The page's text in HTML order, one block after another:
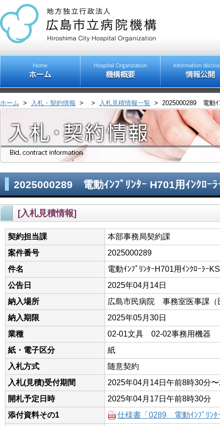
ホーム > 入札・契約情報 > > 入札見積情報一覧 > 2025000289 電動ｲ
2025000289 電動ｲﾝﾌﾟﾘﾝﾀｰ H701用ｲﾝｸﾛｰ
[入札見積情報]
契約担当課
本部事務局契約課
案件番号
2025000289
件名
電動ｲﾝﾌﾟﾘﾝﾀｰH701用ｲﾝｸﾛｰﾗｰ
公告日
2025年04月14日
納入場所
広島市民病院 事務室医事課（
納入期限
2025年05月30日
業種
02-01文具 02-02事務用機器
紙・電子区分
紙
入札方式
随意契約
入札(見積)受付期間
2025年04月14日午前8時30分
開札予定日時
2025年04月17日午前8時30分
添付資料その1
仕様書「0289 電動ｲﾝﾌﾟﾘﾝﾀ